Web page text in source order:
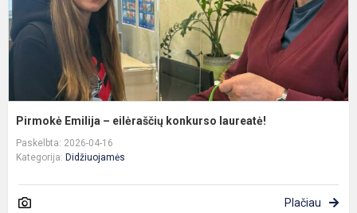
Pirmokė Emilija – eilėraščių konkurso laureatė!
Paskelbta: 2026-04-16
Kategorija: Didžiuojamės
Plačiau